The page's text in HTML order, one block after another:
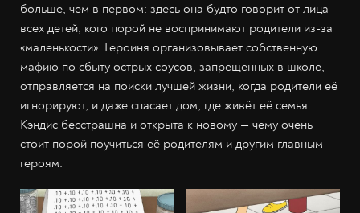
больше, чем в первом: здесь она будто говорит от лица
всех детей, кого порой не воспринимают родители из-за
«маленькости». Героиня организовывает собственную
мафию по сбыту острых соусов, запрещённых в школе,
отправляется на поиски лучшей жизни, когда родители её
игнорируют, и даже спасает дом, где живёт её семья.
Кэндис бесстрашна и открыта к новому — чему очень
стоит порой поучиться её родителям и другим главным
героям.